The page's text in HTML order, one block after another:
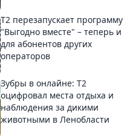
Т2 перезапускает программу
"Выгодно вместе" – теперь и
для абонентов других
операторов
Зубры в онлайне: Т2
оцифровал места отдыха и
наблюдения за дикими
животными в Ленобласти